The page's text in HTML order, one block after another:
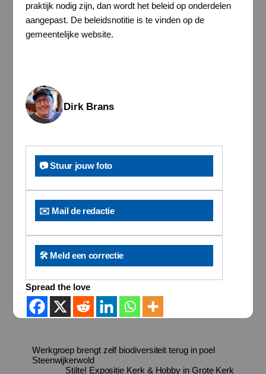
praktijk nodig zijn, dan wordt het beleid op onderdelen
aangepast. De beleidsnotitie is te vinden op de
gemeentelijke website.
Dirk Brans
📷 Stuur jouw foto
✉️ Mail de redactie
🛠️ Meld een correctie
Spread the love
Werkgroep brengt zelf biodiversiteit terug in poel
Steenwijkerwold
Stilte! Expositie Kerk & Hobby in Grote Kerk